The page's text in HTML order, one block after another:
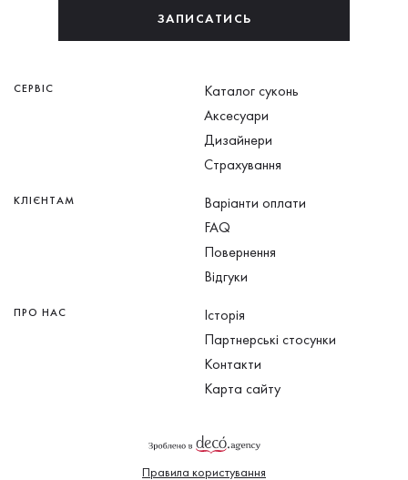
ЗАПИСАТИСЬ
СЕРВІС
Каталог суконь
Аксесуари
Дизайнери
Страхування
КЛІЄНТАМ
Варіанти оплати
FAQ
Повернення
Відгуки
ПРО НАС
Історія
Партнерські стосунки
Контакти
Карта сайту
Правила користування